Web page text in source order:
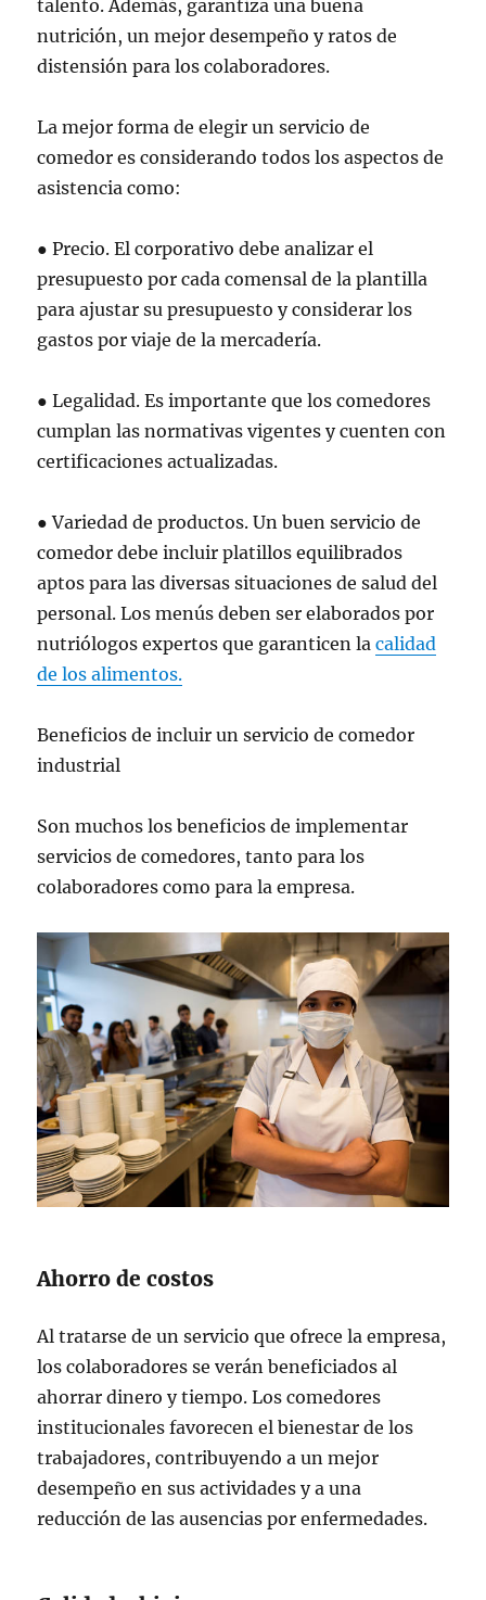
talento. Además, garantiza una buena
nutrición, un mejor desempeño y ratos de
distensión para los colaboradores.
La mejor forma de elegir un servicio de
comedor es considerando todos los aspectos de
asistencia como:
● Precio. El corporativo debe analizar el
presupuesto por cada comensal de la plantilla
para ajustar su presupuesto y considerar los
gastos por viaje de la mercadería.
● Legalidad. Es importante que los comedores
cumplan las normativas vigentes y cuenten con
certificaciones actualizadas.
● Variedad de productos. Un buen servicio de
comedor debe incluir platillos equilibrados
aptos para las diversas situaciones de salud del
personal. Los menús deben ser elaborados por
nutriólogos expertos que garanticen lacalidad
de los alimentos.
Beneficios de incluir un servicio de comedor
industrial
Son muchos los beneficios de implementar
servicios de comedores, tanto para los
colaboradores como para la empresa.
Ahorro de costos
Al tratarse de un servicio que ofrece la empresa,
los colaboradores se verán beneficiados al
ahorrar dinero y tiempo. Los comedores
institucionales favorecen el bienestar de los
trabajadores, contribuyendo a un mejor
desempeño en sus actividades y a una
reducción de las ausencias por enfermedades.